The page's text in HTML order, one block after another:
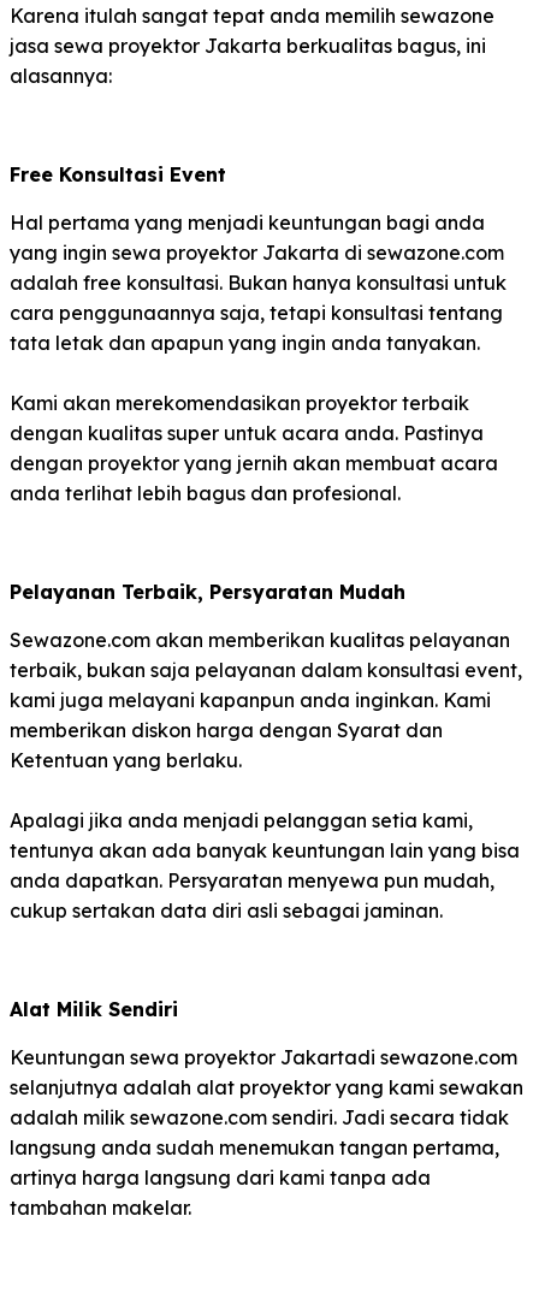
Karena itulah sangat tepat anda memilih sewazone
jasa sewa proyektor Jakarta berkualitas bagus, ini
alasannya:
Free Konsultasi Event
Hal pertama yang menjadi keuntungan bagi anda
yang ingin sewa proyektor Jakarta di sewazone.com
adalah free konsultasi. Bukan hanya konsultasi untuk
cara penggunaannya saja, tetapi konsultasi tentang
tata letak dan apapun yang ingin anda tanyakan.
Kami akan merekomendasikan proyektor terbaik
dengan kualitas super untuk acara anda. Pastinya
dengan proyektor yang jernih akan membuat acara
anda terlihat lebih bagus dan profesional.
Pelayanan Terbaik, Persyaratan Mudah
Sewazone.com akan memberikan kualitas pelayanan
terbaik, bukan saja pelayanan dalam konsultasi event,
kami juga melayani kapanpun anda inginkan. Kami
memberikan diskon harga dengan Syarat dan
Ketentuan yang berlaku.
Apalagi jika anda menjadi pelanggan setia kami,
tentunya akan ada banyak keuntungan lain yang bisa
anda dapatkan. Persyaratan menyewa pun mudah,
cukup sertakan data diri asli sebagai jaminan.
Alat Milik Sendiri
Keuntungan sewa proyektor Jakartadi sewazone.com
selanjutnya adalah alat proyektor yang kami sewakan
adalah milik sewazone.com sendiri. Jadi secara tidak
langsung anda sudah menemukan tangan pertama,
artinya harga langsung dari kami tanpa ada
tambahan makelar.